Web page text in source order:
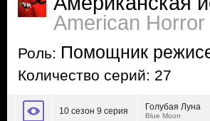
American
Роль: Помощник
Количество серий: 27
10 сезон 9 серия Голубая Луна
Blue Moon